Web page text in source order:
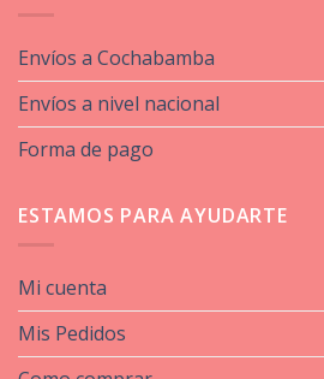
Envíos a Cochabamba
Envíos a nivel nacional
Forma de pago
ESTAMOS PARA AYUDARTE
Mi cuenta
Mis Pedidos